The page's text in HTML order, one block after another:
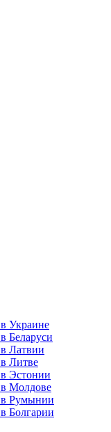
Украине
Беларуси
Латвии
Литве
Эстонии
Молдове
Румынии
Болгарии